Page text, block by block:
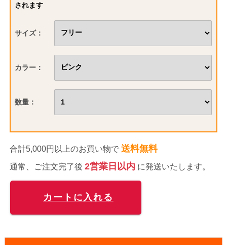
されます
サイズ：
カラー：
数量：
合計5,000円以上のお買い物で 送料無料
通常、ご注文完了後 2営業日以内 に発送いたします。
カートに入れる